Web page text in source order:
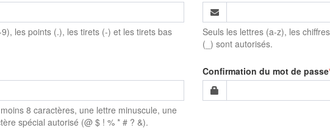
les points (.), les tirets (-) et les tirets bas
Seuls les lettres (a-z), les
(_) sont autorisés.
8 caractères, une lettre minuscule, une
spécial autorisé (@ $ ! % * # ? &).
Confirmation du mot de passe